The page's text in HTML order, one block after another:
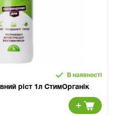
В наявності
ріст 1л СтимОрганік